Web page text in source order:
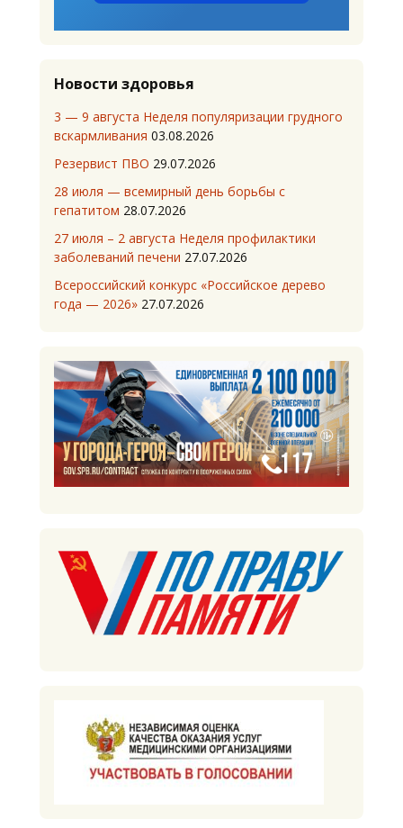
Новости здоровья
3 — 9 августа Неделя популяризации грудного
вскармливания 03.08.2026
Резервист ПВО 29.07.2026
28 июля — всемирный день борьбы с
гепатитом 28.07.2026
27 июля – 2 августа Неделя профилактики
заболеваний печени 27.07.2026
Всероссийский конкурс «Российское дерево
года — 2026» 27.07.2026